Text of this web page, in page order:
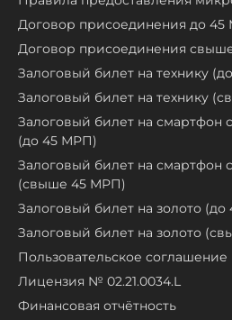
Договор присоединения до
Договор присоединения
Залоговый билет на технику
Залоговый билет на технику
Залоговый билет на смартфон
(до 45 МРП)
Залоговый билет на смартфон
(свыше 45 МРП)
Залоговый билет на золото
Залоговый билет на золото
Пользовательское соглашение
Лицензия № 02.21.0034.L
Финансовая отчётность